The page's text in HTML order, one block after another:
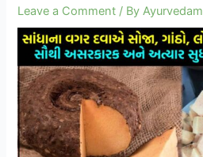
Leave a Comment / ByAyurvedam